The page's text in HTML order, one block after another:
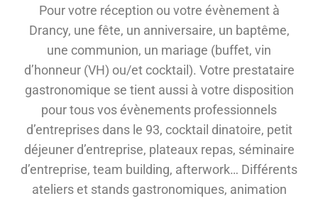
Pour votre réception ou votre évènement à
Drancy, une fête, un anniversaire, un baptême,
une communion, un mariage (buffet, vin
d’honneur (VH) ou/et cocktail). Votre prestataire
gastronomique se tient aussi à votre disposition
pour tous vos évènements professionnels
d’entreprises dans le 93, cocktail dinatoire, petit
déjeuner d’entreprise, plateaux repas, séminaire
d’entreprise, team building, afterwork… Différents
ateliers et stands gastronomiques, animation